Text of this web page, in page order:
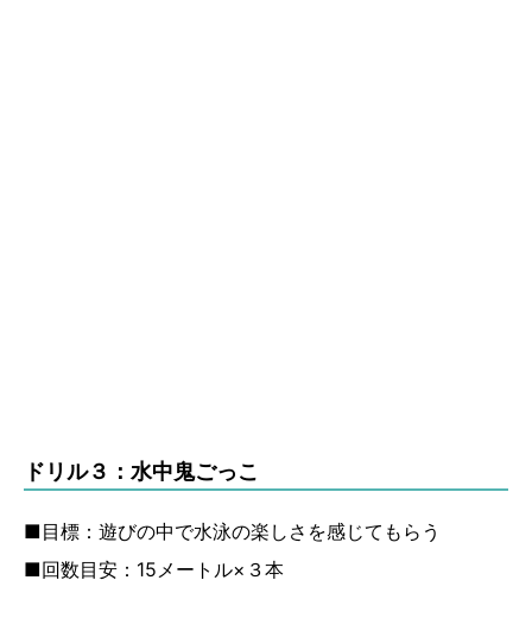
ドリル３：水中鬼ごっこ
■目標：遊びの中で水泳の楽しさを感じてもらう
■回数目安：15メートル×３本